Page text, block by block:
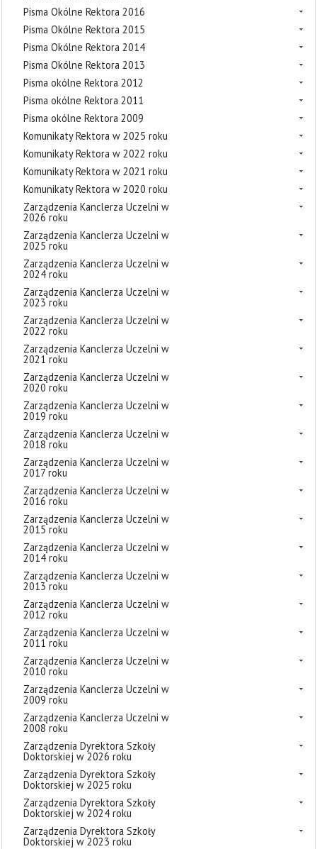
Pisma Okólne Rektora 2016
Pisma Okólne Rektora 2015
Pisma Okólne Rektora 2014
Pisma Okólne Rektora 2013
Pisma okólne Rektora 2012
Pisma okólne Rektora 2011
Pisma okólne Rektora 2009
Komunikaty Rektora w 2025 roku
Komunikaty Rektora w 2022 roku
Komunikaty Rektora w 2021 roku
Komunikaty Rektora w 2020 roku
Zarządzenia Kanclerza Uczelni w
2026 roku
Zarządzenia Kanclerza Uczelni w
2025 roku
Zarządzenia Kanclerza Uczelni w
2024 roku
Zarządzenia Kanclerza Uczelni w
2023 roku
Zarządzenia Kanclerza Uczelni w
2022 roku
Zarządzenia Kanclerza Uczelni w
2021 roku
Zarządzenia Kanclerza Uczelni w
2020 roku
Zarządzenia Kanclerza Uczelni w
2019 roku
Zarządzenia Kanclerza Uczelni w
2018 roku
Zarządzenia Kanclerza Uczelni w
2017 roku
Zarządzenia Kanclerza Uczelni w
2016 roku
Zarządzenia Kanclerza Uczelni w
2015 roku
Zarządzenia Kanclerza Uczelni w
2014 roku
Zarządzenia Kanclerza Uczelni w
2013 roku
Zarządzenia Kanclerza Uczelni w
2012 roku
Zarządzenia Kanclerza Uczelni w
2011 roku
Zarządzenia Kanclerza Uczelni w
2010 roku
Zarządzenia Kanclerza Uczelni w
2009 roku
Zarządzenia Kanclerza Uczelni w
2008 roku
Zarządzenia Dyrektora Szkoły
Doktorskiej w 2026 roku
Zarządzenia Dyrektora Szkoły
Doktorskiej w 2025 roku
Zarządzenia Dyrektora Szkoły
Doktorskiej w 2024 roku
Zarządzenia Dyrektora Szkoły
Doktorskiej w 2023 roku